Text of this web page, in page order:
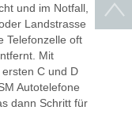
und im Notfall,
Landstrasse
Telefonzelle oft
Mit
C und D
Autotelefone
dann Schritt für